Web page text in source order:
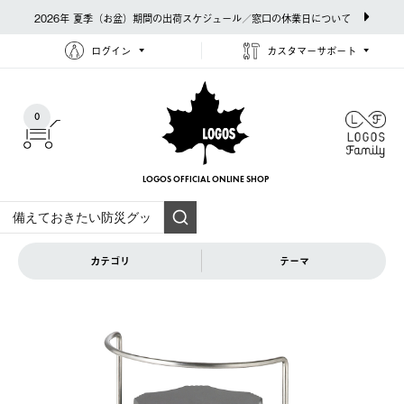
2026年 夏季（お盆）期間の出荷スケジュール／窓口の休業日について
ログイン カスタマーサポート
0
LOGOS OFFICIAL ONLINE SHOP
カテゴリ テーマ